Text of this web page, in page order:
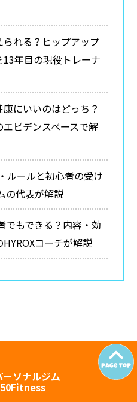
れる？ヒップアップ
年目の現役トレーナ
にいいのはどっち？
ビデンスベースで解
ルールと初心者の受け
の代表が解説
でもできる？内容・効
コーチが解説
ソナルジム